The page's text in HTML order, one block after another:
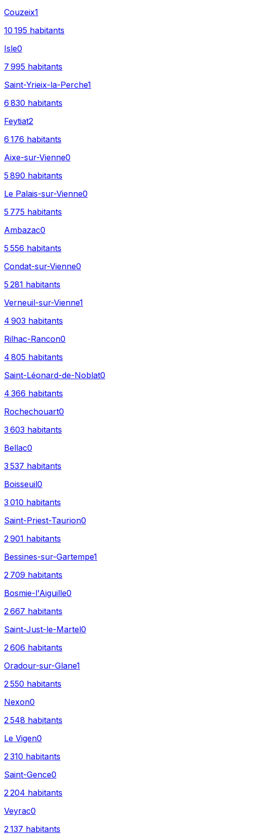
Couzeix1
10 195 habitants
Isle0
7 995 habitants
Saint-Yrieix-la-Perche1
6 830 habitants
Feytiat2
6 176 habitants
Aixe-sur-Vienne0
5 890 habitants
Le Palais-sur-Vienne0
5 775 habitants
Ambazac0
5 556 habitants
Condat-sur-Vienne0
5 281 habitants
Verneuil-sur-Vienne1
4 903 habitants
Rilhac-Rancon0
4 805 habitants
Saint-Léonard-de-Noblat0
4 366 habitants
Rochechouart0
3 603 habitants
Bellac0
3 537 habitants
Boisseuil0
3 010 habitants
Saint-Priest-Taurion0
2 901 habitants
Bessines-sur-Gartempe1
2 709 habitants
Bosmie-l'Aiguille0
2 667 habitants
Saint-Just-le-Martel0
2 606 habitants
Oradour-sur-Glane1
2 550 habitants
Nexon0
2 548 habitants
Le Vigen0
2 310 habitants
Saint-Gence0
2 204 habitants
Veyrac0
2 137 habitants